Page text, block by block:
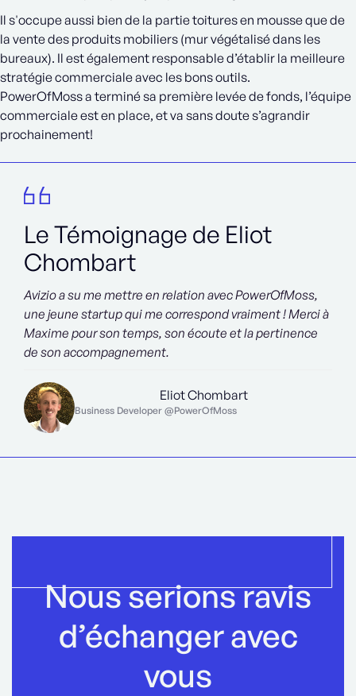
Il s'occupe aussi bien de la partie toitures en mousse que de
la vente des produits mobiliers (mur végétalisé dans les
bureaux). Il est également responsable d’établir la meilleure
stratégie commerciale avec les bons outils.
PowerOfMoss a terminé sa première levée de fonds, l’équipe
commerciale est en place, et va sans doute s’agrandir
prochainement!
Le Témoignage de Eliot
Chombart
Avizio a su me mettre en relation avec PowerOfMoss,
une jeune startup qui me correspond vraiment ! Merci à
Maxime pour son temps, son écoute et la pertinence
de son accompagnement.
Eliot Chombart
Business Developer @PowerOfMoss
Nous serions ravis
d’échanger avec
vous